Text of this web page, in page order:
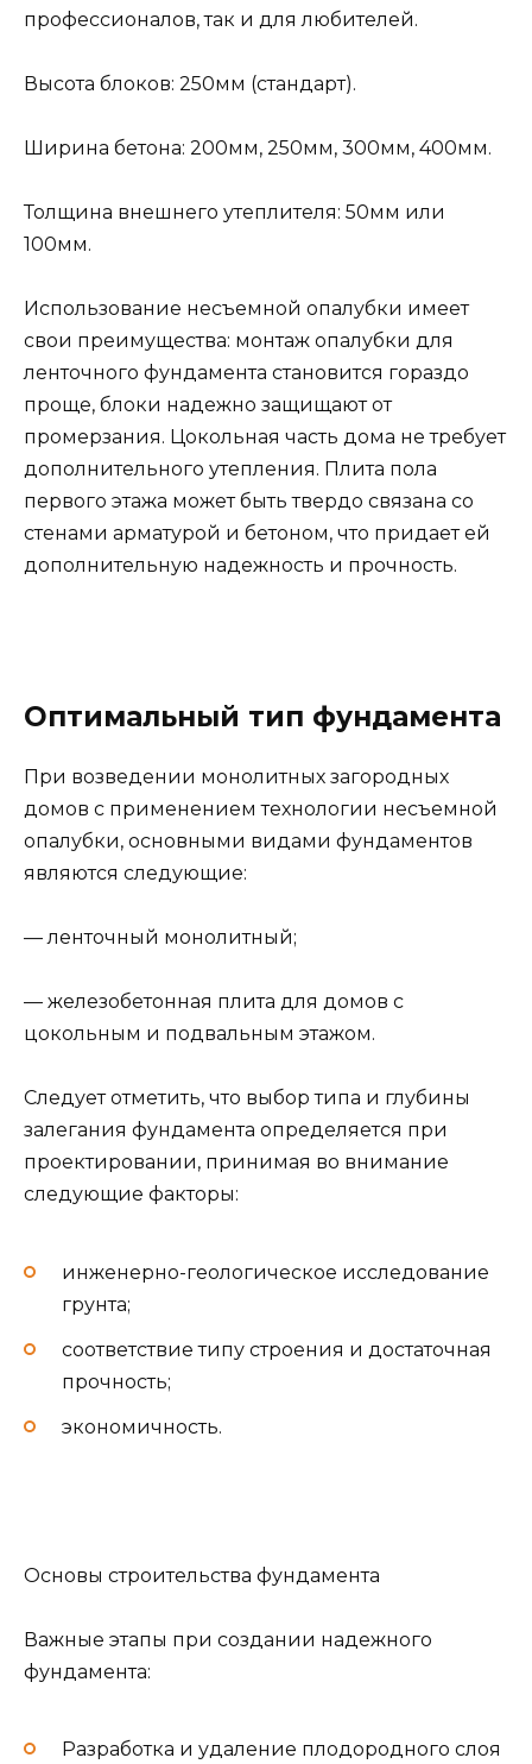
профессионалов, так и для любителей.
Высота блоков: 250мм (стандарт).
Ширина бетона: 200мм, 250мм, 300мм, 400мм.
Толщина внешнего утеплителя: 50мм или
100мм.
Использование несъемной опалубки имеет
свои преимущества: монтаж опалубки для
ленточного фундамента становится гораздо
проще, блоки надежно защищают от
промерзания. Цокольная часть дома не требует
дополнительного утепления. Плита пола
первого этажа может быть твердо связана со
стенами арматурой и бетоном, что придает ей
дополнительную надежность и прочность.
Оптимальный тип фундамента
При возведении монолитных загородных
домов с применением технологии несъемной
опалубки, основными видами фундаментов
являются следующие:
— ленточный монолитный;
— железобетонная плита для домов с
цокольным и подвальным этажом.
Следует отметить, что выбор типа и глубины
залегания фундамента определяется при
проектировании, принимая во внимание
следующие факторы:
инженерно-геологическое исследование
грунта;
соответствие типу строения и достаточная
прочность;
экономичность.
Основы строительства фундамента
Важные этапы при создании надежного
фундамента:
Разработка и удаление плодородного слоя